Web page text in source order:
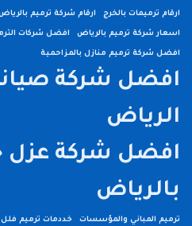
ارقام ترميمات بالخرج ارقام شركة ترميم
اسعار شركة ترميم بالرياض افضل شركات
افضل شركة ترميم منازل بالمزاحمية
افضل شركة
الرياض
افضل شركة عزل
بالرياض
ترميم المباني والمؤسسات خددمات ترميم فلل